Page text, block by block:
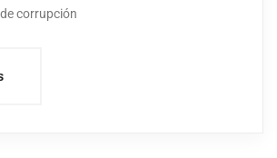
corrupción